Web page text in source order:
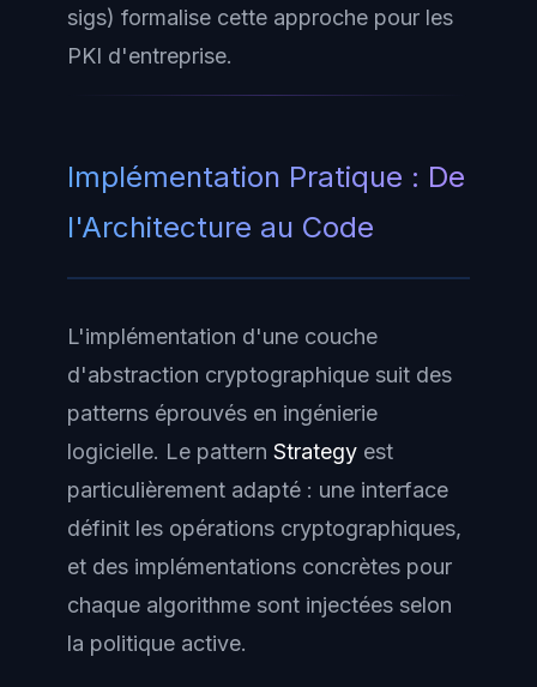
sigs) formalise cette approche pour les
PKI d'entreprise.
Implémentation Pratique : De
l'Architecture au Code
L'implémentation d'une couche
d'abstraction cryptographique suit des
patterns éprouvés en ingénierie
logicielle. Le pattern Strategy est
particulièrement adapté : une interface
définit les opérations cryptographiques,
et des implémentations concrètes pour
chaque algorithme sont injectées selon
la politique active.